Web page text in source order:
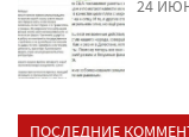
24
ПОСЛЕДНИЕ